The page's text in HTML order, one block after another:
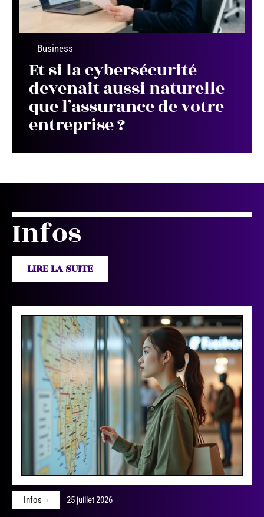
Business
Et si la cybersécurité
devenait aussi naturelle
que l’assurance de votre
entreprise ?
Infos
LIRE LA SUITE
Infos 25 juillet 2026